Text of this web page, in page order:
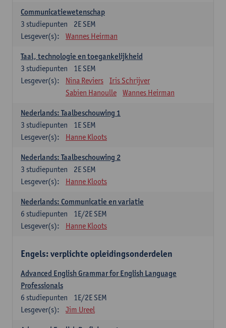
Communicatiewetenschap
2E SEM
3 studiepunten
Lesgever(s):
Wannes Heirman
Taal, technologie en toegankelijkheid
1E SEM
3 studiepunten
Lesgever(s):
Nina Reviers
Iris Schrijver
Sabien Hanoulle
Wannes Heirman
Nederlands: Taalbeschouwing 1
1E SEM
3 studiepunten
Lesgever(s):
Hanne Kloots
Nederlands: Taalbeschouwing 2
2E SEM
3 studiepunten
Lesgever(s):
Hanne Kloots
Nederlands: Communicatie en variatie
1E/2E SEM
6 studiepunten
Lesgever(s):
Hanne Kloots
Engels: verplichte opleidingsonderdelen
Advanced English Grammar for English Language
Professionals
1E/2E SEM
6 studiepunten
Lesgever(s):
Jim Ureel